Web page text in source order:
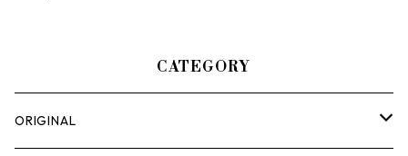
CATEGORY
ORIGINAL